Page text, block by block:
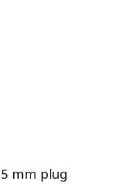
mm plug